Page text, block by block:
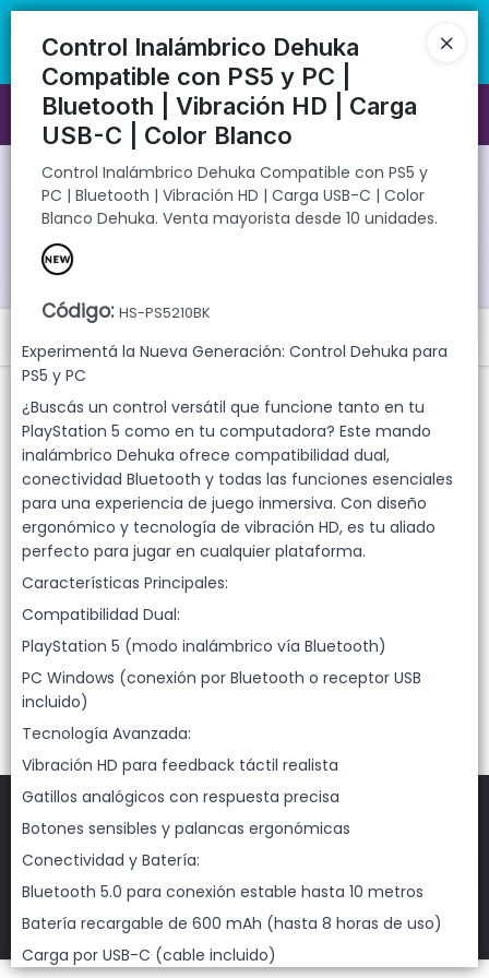
Control Inalámbrico Dehuka Compatible con PS5 y PC | Bluetooth |
desde 10 unidades.
Control Inalámbrico Dehuka
Compatible con PS5 y PC |
Bluetooth | Vibración HD | Carga
USB-C | Color Blanco
Control Inalámbrico Dehuka Compatible con PS5 y
PC | Bluetooth | Vibración HD | Carga USB-C | Color
Blanco Dehuka. Venta mayorista desde 10 unidades.
Código: HS-PS5210BK
Experimentá la Nueva Generación: Control Dehuka para
PS5 y PC
¿Buscás un control versátil que funcione tanto en tu
PlayStation 5 como en tu computadora? Este mando
inalámbrico Dehuka ofrece compatibilidad dual,
conectividad Bluetooth y todas las funciones esenciales
para una experiencia de juego inmersiva. Con diseño
ergonómico y tecnología de vibración HD, es tu aliado
perfecto para jugar en cualquier plataforma.
Características Principales:
Compatibilidad Dual:
PlayStation 5 (modo inalámbrico vía Bluetooth)
PC Windows (conexión por Bluetooth o receptor USB
incluido)
Tecnología Avanzada:
Vibración HD para feedback táctil realista
Gatillos analógicos con respuesta precisa
Botones sensibles y palancas ergonómicas
Conectividad y Batería:
Bluetooth 5.0 para conexión estable hasta 10 metros
Batería recargable de 600 mAh (hasta 8 horas de uso)
Carga por USB-C (cable incluido)
directa | 📦 Comprá mayorista desde 10 unidades. ¡Registrate y
accedé a precios exclusivos!
Ingresar a la Tienda
CÓMO COMPRAR
QUIÉNES SOMOS
GARANTIAS
Control Inalámbrico Dehuka Compatible con PS5 y PC | Bluetooth |
Vibración HD | Carga USB-C | Color Blanco Dehuka. Venta mayorista
desde 10 unidades.
Lista vacía
DEHUKA© 2026
Defensa de las y los consumidores. Para reclamos